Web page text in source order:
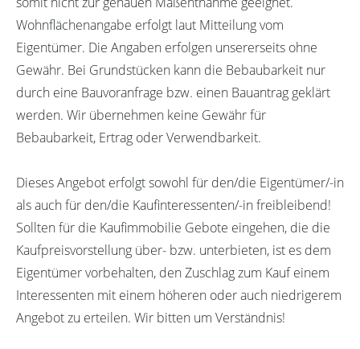
Wohnflächenangabe erfolgt laut Mitteilung vom
Eigentümer. Die Angaben erfolgen unsererseits ohne
Gewähr. Bei Grundstücken kann die Bebaubarkeit nur
durch eine Bauvoranfrage bzw. einen Bauantrag geklärt
werden. Wir übernehmen keine Gewähr für
Bebaubarkeit, Ertrag oder Verwendbarkeit.
Dieses Angebot erfolgt sowohl für den/die Eigentümer/-in
als auch für den/die Kaufinteressenten/-in freibleibend!
Sollten für die Kaufimmobilie Gebote eingehen, die die
Kaufpreisvorstellung über- bzw. unterbieten, ist es dem
Eigentümer vorbehalten, den Zuschlag zum Kauf einem
Interessenten mit einem höheren oder auch niedrigerem
Angebot zu erteilen. Wir bitten um Verständnis!